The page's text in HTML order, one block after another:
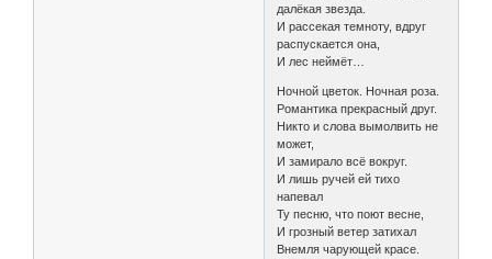
далёкая звезда.
И рассекая темноту, вдруг
распускается она,
И лес неймёт…
Ночной цветок. Ночная роза.
Романтика прекрасный друг.
Никто и слова вымолвить не
может,
И замирало всё вокруг.
И лишь ручей ей тихо
напевал
Ту песню, что поют весне,
И грозный ветер затихал
Внемля чарующей красе.